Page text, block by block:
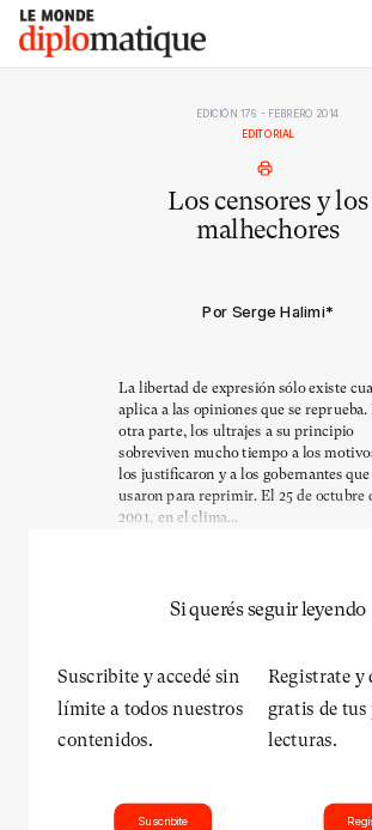
Skip
content
Le monde diplomatique
EDICIÓN 176 - FEBRERO 2014
EDITORIAL
Los censores y los
malhechores
Por Serge Halimi*
La libertad de expresión sólo existe
aplica a las opiniones que se reprueba.
otra parte, los ultrajes a su principio
sobreviven mucho tiempo a los
los justificaron y a los gobernantes que
usaron para reprimir. El 25 de octubre
2001, en el clima...
Si querés seguir leyendo
Suscribite y accedé sin
límite a todos nuestros
contenidos.
Suscribite
Registrate y
gratis de
lecturas.